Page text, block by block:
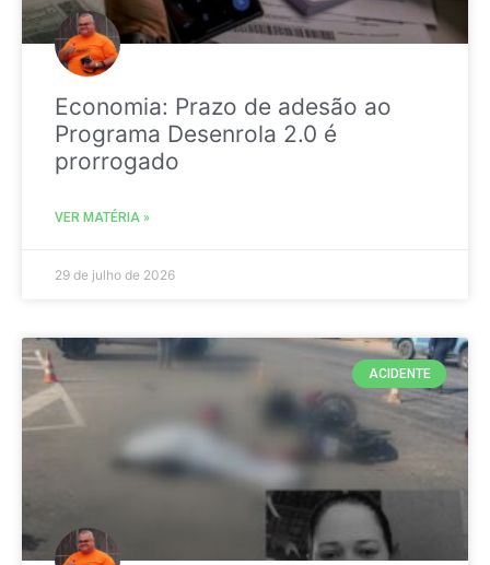
Economia: Prazo de adesão ao
Programa Desenrola 2.0 é
prorrogado
VER MATÉRIA »
29 de julho de 2026
ACIDENTE